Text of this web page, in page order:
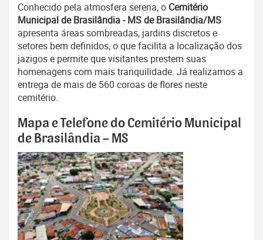
Conhecido pela atmosfera serena, o Cemitério
Municipal de Brasilândia - MS de Brasilândia/MS
apresenta áreas sombreadas, jardins discretos e
setores bem definidos, o que facilita a localização dos
jazigos e permite que visitantes prestem suas
homenagens com mais tranquilidade. Já realizamos a
entrega de mais de 560 coroas de flores neste
cemitério.
Mapa e Telefone do Cemitério Municipal
de Brasilândia – MS